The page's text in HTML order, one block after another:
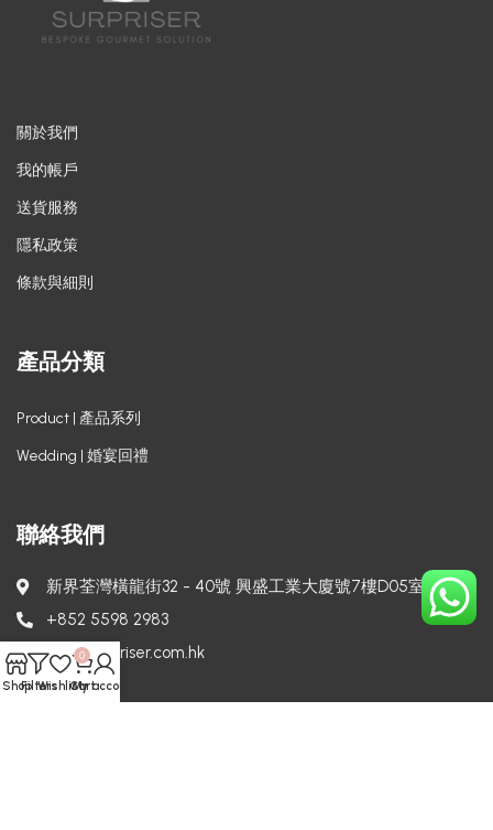
關於我們
我的帳戶
送貨服務
隱私政策
條款與細則
產品分類
Product | 產品系列
Wedding | 婚宴回禮
聯絡我們
新界荃灣橫龍街32 - 40號 興盛工業大廈號7樓D05室
+852 5598 2983
info@surpriser.com.hk
ShopFiltersWishlist
0
Cart
My account